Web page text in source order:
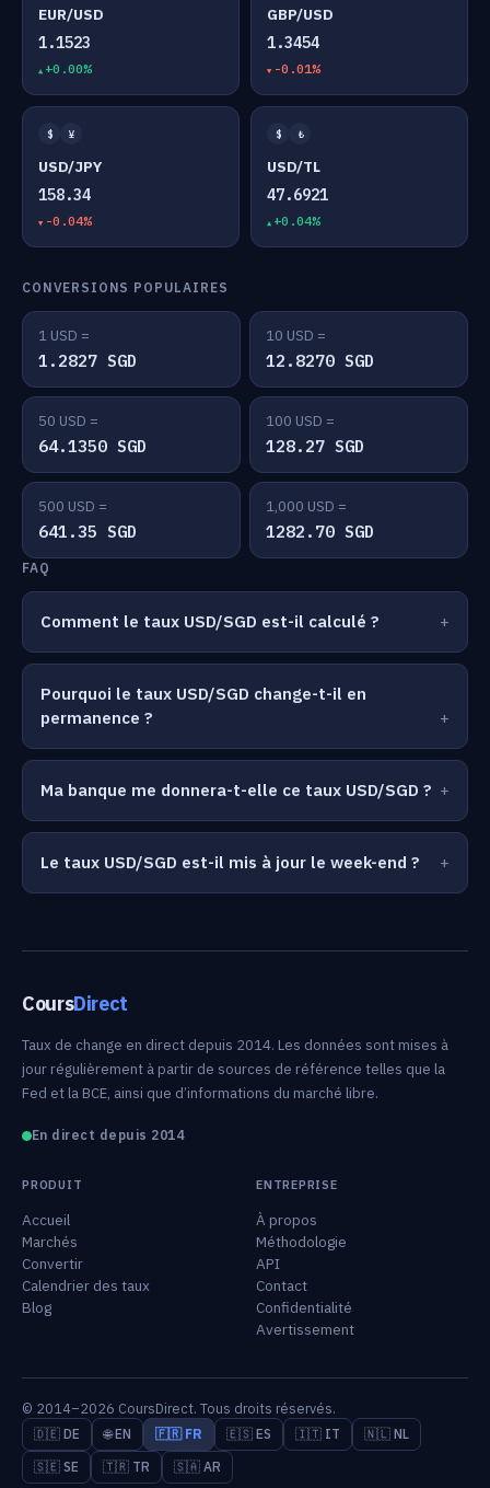
EUR/USD
1.1523
+0.00%
GBP/USD
1.3454
-0.01%
$ ¥
USD/JPY
158.34
-0.04%
$ ₺
USD/TL
47.6921
+0.04%
CONVERSIONS POPULAIRES
1 USD =
1.2827 SGD
10 USD =
12.8270 SGD
50 USD =
64.1350 SGD
100 USD =
128.27 SGD
500 USD =
641.35 SGD
1,000 USD =
1282.70 SGD
FAQ
Comment le taux USD/SGD est-il calculé ?
Pourquoi le taux USD/SGD change-t-il en
permanence ?
Ma banque me donnera-t-elle ce taux USD/SGD ?
Le taux USD/SGD est-il mis à jour le week-end ?
CoursDirect
Taux de change en direct depuis 2014. Les données sont mises à
jour régulièrement à partir de sources de référence telles que la
Fed et la BCE, ainsi que d’informations du marché libre.
En direct depuis 2014
PRODUIT
Accueil
Marchés
Convertir
Calendrier des taux
Blog
ENTREPRISE
À propos
Méthodologie
API
Contact
Confidentialité
Avertissement
© 2014–2026 CoursDirect. Tous droits réservés.
🇩🇪 DE 🌐 EN 🇫🇷 FR 🇪🇸 ES 🇮🇹 IT
🇳🇱 NL
🇸🇪 SE
🇹🇷 TR 🇸🇦 AR